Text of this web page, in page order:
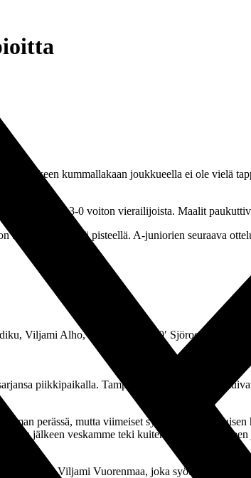
jälkeen kummallakaan joukkueella ei ole vielä
vakuuttavan 3-0 voiton vierailijoista. Maalit
yhdeksällä pisteellä. A-juniorien seuraava
Viljami Alho, Jere Uusitalo (70′ Sjöroos), Jonni
piikkipaikalla. Tampereen Pallo-Veikot
perässä, mutta viimeiset syötöt olivat
jälkeen veskamme teki kuitenkin pienen
edustava Viljami Vuorenmaa, joka syötti hienosti